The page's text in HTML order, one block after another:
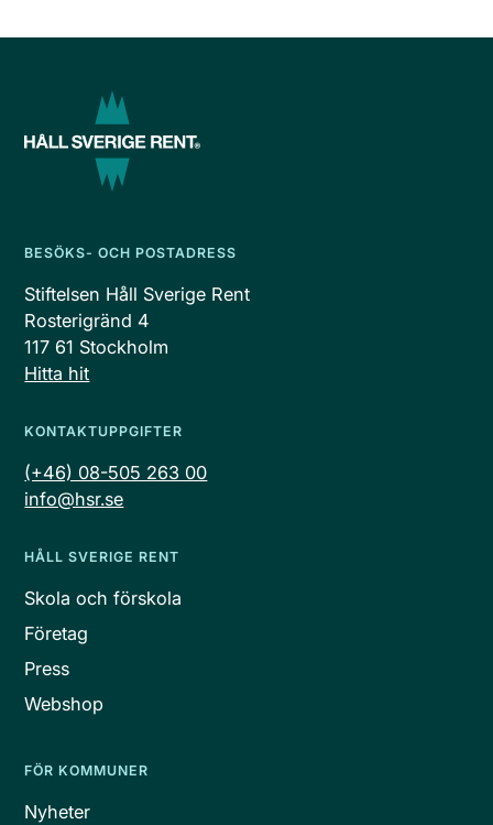
BESÖKS- OCH POSTADRESS
Stiftelsen Håll Sverige Rent
Rosterigränd 4
117 61 Stockholm
Hitta hit
KONTAKTUPPGIFTER
(+46) 08-505 263 00
info@hsr.se
HÅLL SVERIGE RENT
Skola och förskola
Företag
Press
Webshop
FÖR KOMMUNER
Nyheter